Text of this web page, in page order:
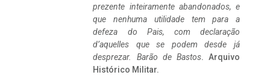
prezente inteiramente abandonados, e
que nenhuma utilidade tem para a
defeza do Pais, com declaração
d’aquelles que se podem desde já
desprezar. Barão de Bastos. Arquivo
Histórico Militar.